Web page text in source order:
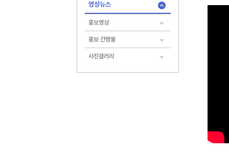
영상뉴스
홍보영상
홍보 간행물
사진갤러리